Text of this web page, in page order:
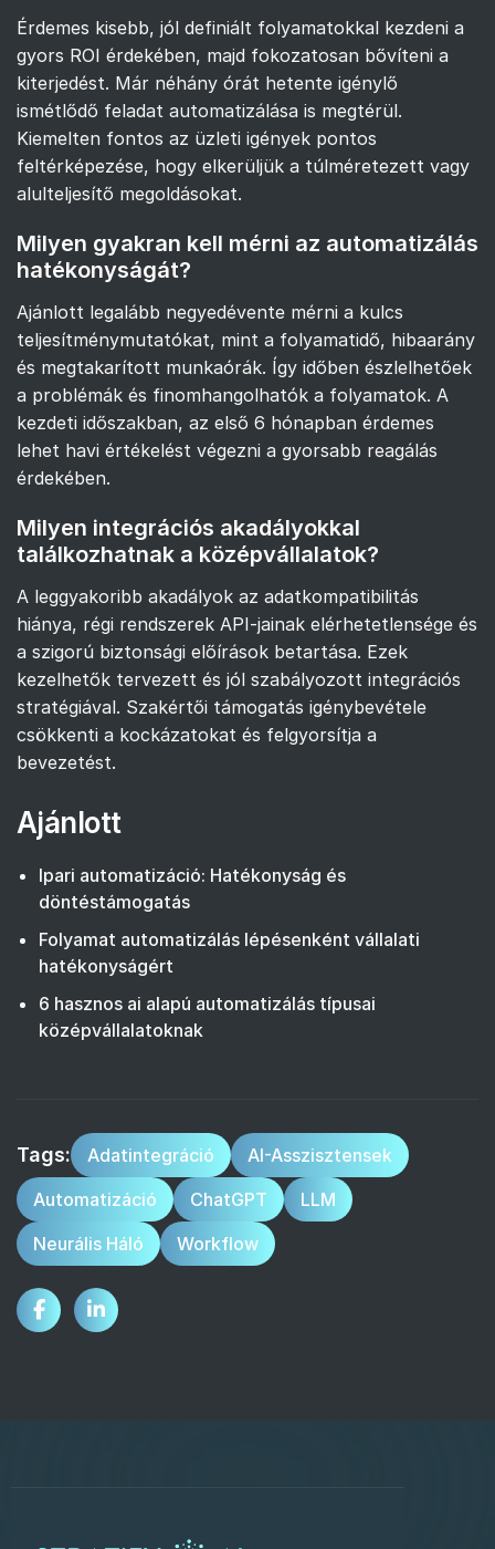
Érdemes kisebb, jól definiált folyamatokkal kezdeni a
gyors ROI érdekében, majd fokozatosan bővíteni a
kiterjedést. Már néhány órát hetente igénylő
ismétlődő feladat automatizálása is megtérül.
Kiemelten fontos az üzleti igények pontos
feltérképezése, hogy elkerüljük a túlméretezett vagy
alulteljesítő megoldásokat.
Milyen gyakran kell mérni az automatizálás
hatékonyságát?
Ajánlott legalább negyedévente mérni a kulcs
teljesítménymutatókat, mint a folyamatidő, hibaarány
és megtakarított munkaórák. Így időben észlelhetőek
a problémák és finomhangolhatók a folyamatok. A
kezdeti időszakban, az első 6 hónapban érdemes
lehet havi értékelést végezni a gyorsabb reagálás
érdekében.
Milyen integrációs akadályokkal
találkozhatnak a középvállalatok?
A leggyakoribb akadályok az adatkompatibilitás
hiánya, régi rendszerek API-jainak elérhetetlensége és
a szigorú biztonsági előírások betartása. Ezek
kezelhetők tervezett és jól szabályozott integrációs
stratégiával. Szakértői támogatás igénybevétele
csökkenti a kockázatokat és felgyorsítja a
bevezetést.
Ajánlott
Ipari automatizáció: Hatékonyság és
döntéstámogatás
Folyamat automatizálás lépésenként vállalati
hatékonyságért
6 hasznos ai alapú automatizálás típusai
középvállalatoknak
Tags: Adatintegráció
AI-Asszisztensek
Automatizáció
ChatGPT
LLM
Neurális Háló
Workflow